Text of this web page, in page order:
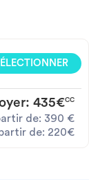
435€CC
de: 390 €
de: 220€